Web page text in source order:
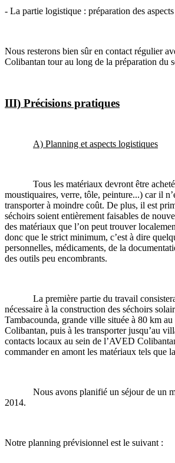
- La partie logistique : préparation des
Nous resterons bien sûr en contact régulier
Colibantan tour au long de la préparation du
III) Précisions pratiques
A) Planning et aspects logistiques
Tous les matériaux devront être
moustiquaires, verre, tôle, peinture...) car il
transporter à moindre coût. De plus, il est
séchoirs soient entièrement faisables de
des matériaux que l’on peut trouver
donc que le strict minimum, c’est à dire
personnelles, médicaments, de la
des outils peu encombrants.
La première partie du travail
nécessaire à la construction des séchoirs
Tambacounda, grande ville située à 80 km au
Colibantan, puis à les transporter jusqu’au
contacts locaux au sein de l’AVED
commander en amont les matériaux tels que
Nous avons planifié un séjour de un
2014.
Notre planning prévisionnel est le suivant :